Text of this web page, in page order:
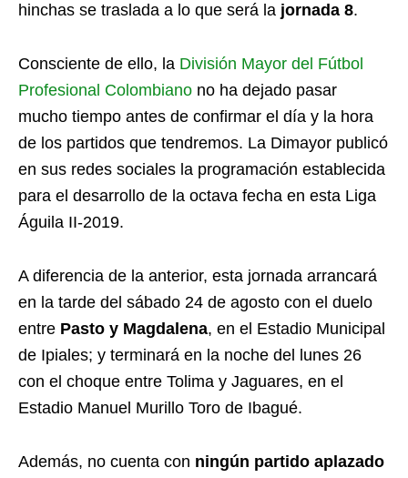
hinchas se traslada a lo que será la jornada 8.
Consciente de ello, la División Mayor del Fútbol
Profesional Colombiano no ha dejado pasar
mucho tiempo antes de confirmar el día y la hora
de los partidos que tendremos. La Dimayor publicó
en sus redes sociales la programación establecida
para el desarrollo de la octava fecha en esta Liga
Águila II-2019.
A diferencia de la anterior, esta jornada arrancará
en la tarde del sábado 24 de agosto con el duelo
entre Pasto y Magdalena, en el Estadio Municipal
de Ipiales; y terminará en la noche del lunes 26
con el choque entre Tolima y Jaguares, en el
Estadio Manuel Murillo Toro de Ibagué.
Además, no cuenta con ningún partido aplazado